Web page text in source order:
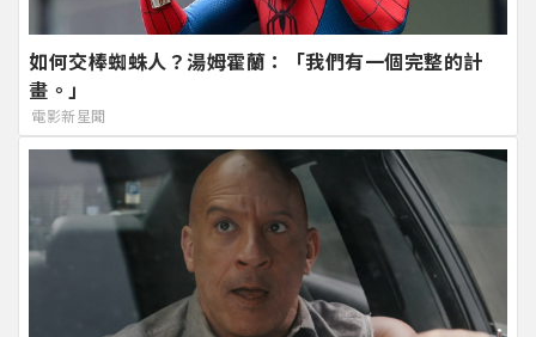
如何交棒蜘蛛人？湯姆霍蘭：「我們有一個完整的計
畫。」
電影新星聞